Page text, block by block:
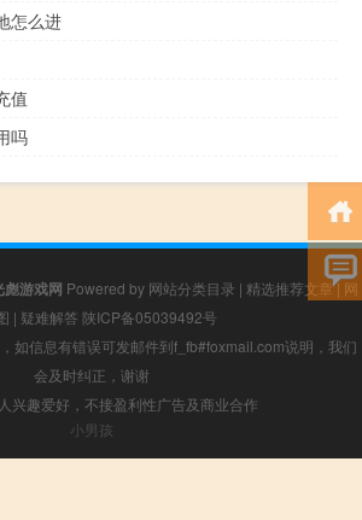
怎么进
值
吗
彪游戏网 Powered by 网站分类目录 | 精选推荐文章| 网
| 疑难解答 陕ICP备05039492号
如信息有错误可发邮件到f_fb#foxmail.com说明，我们
会及时纠正，谢谢
兴趣爱好，不接盈利性广告及商业合作
小男孩